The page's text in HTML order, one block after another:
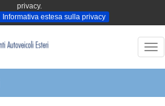
privacy.
Informativa estesa sulla privacy